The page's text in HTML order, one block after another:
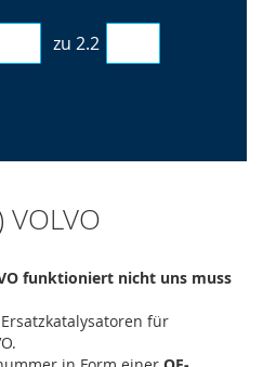
zu 2.2
VOLVO
funktioniert nicht uns muss
für